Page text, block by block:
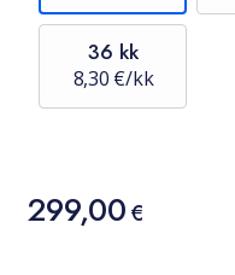
36 kk
8,30 €/kk
Hinta
299,00 €
299,00€